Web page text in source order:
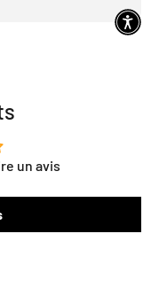
un avis